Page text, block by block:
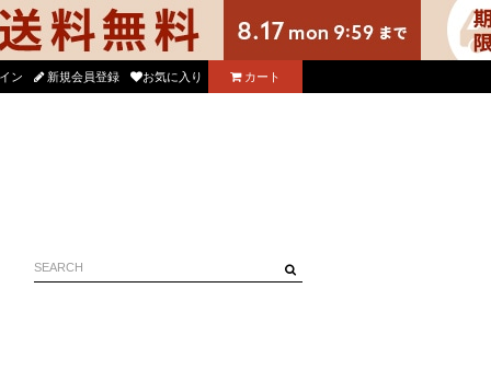
使えるニコル公式アプリをダウンロード！
ン 新規会員登録 お気に入り カート